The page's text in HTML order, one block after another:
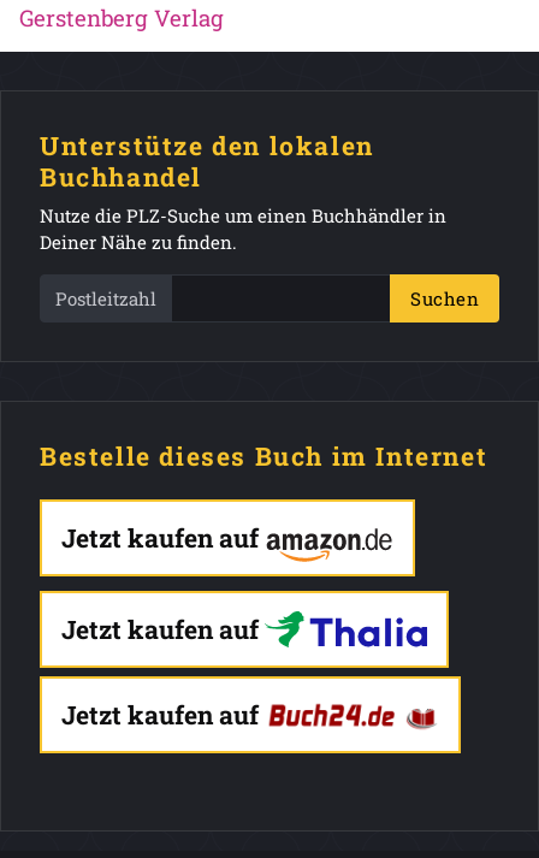
Gerstenberg Verlag
Unterstütze den lokalen
Buchhandel
Nutze die PLZ-Suche um einen Buchhändler in
Deiner Nähe zu finden.
Postleitzahl Suchen
Bestelle dieses Buch im Internet
Jetzt kaufen auf
Jetzt kaufen auf
Jetzt kaufen auf